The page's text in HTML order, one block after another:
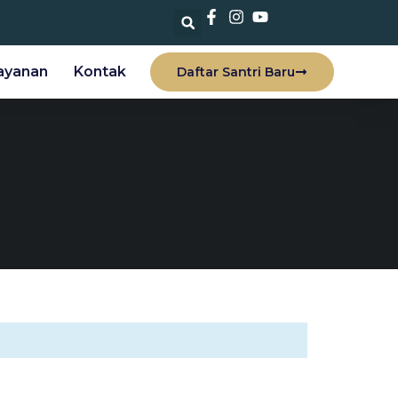
Kontak Daftar Santri Baru